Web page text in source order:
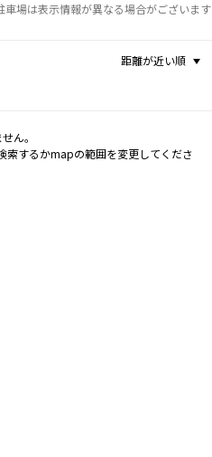
場は表示情報が異なる場合がございます
距離が近い順
ん。
索するかmapの範囲を変更してくださ